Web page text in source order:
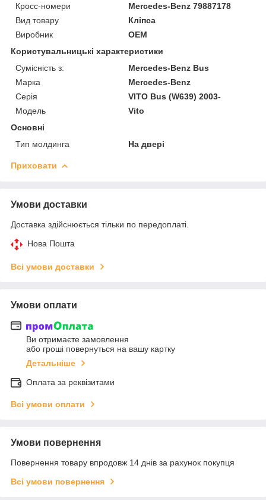
Кросс-номери
Mercedes-Benz 79887178
Вид товару
Кліпса
Виробник
OEM
Користувальницькі характеристики
Сумісність з:
Mercedes-Benz Bus
Марка
Mercedes-Benz
Серія
VITO Bus (W639) 2003-
Модель
Vito
Основні
Тип молдинга
На двері
Приховати
Умови доставки
Доставка здійснюється тільки по передоплаті.
Нова Пошта
Всі умови доставки
Умови оплати
Ви отримаєте замовлення
або гроші повернуться на вашу картку
Детальніше
Оплата за реквізитами
Всі умови оплати
Умови повернення
Повернення товару впродовж 14 днів за рахунок покупця
Всі умови повернення